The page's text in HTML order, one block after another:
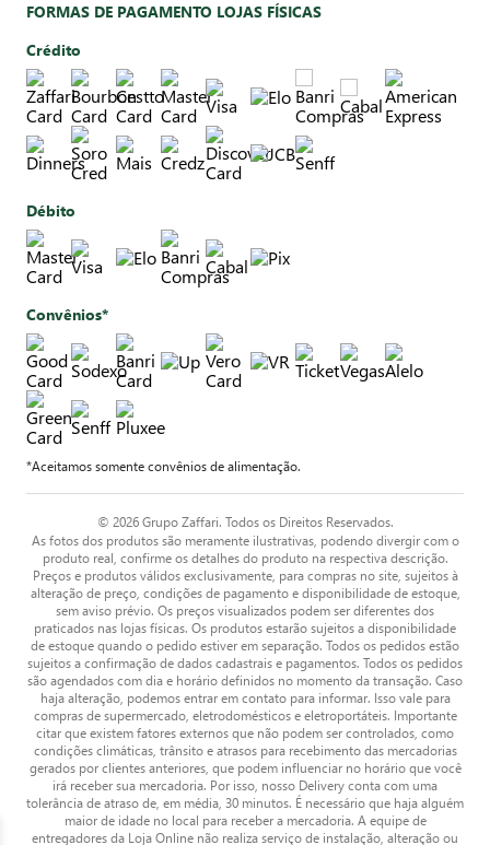
FORMAS DE PAGAMENTO LOJAS FÍSICAS
Crédito
Débito
Convênios*
*Aceitamos somente convênios de alimentação.
© 2026 Grupo Zaffari. Todos os Direitos Reservados.
As fotos dos produtos são meramente ilustrativas, podendo divergir com o
produto real, confirme os detalhes do produto na respectiva descrição.
Preços e produtos válidos exclusivamente, para compras no site, sujeitos à
alteração de preço, condições de pagamento e disponibilidade de estoque,
sem aviso prévio. Os preços visualizados podem ser diferentes dos
praticados nas lojas físicas. Os produtos estarão sujeitos a disponibilidade
de estoque quando o pedido estiver em separação. Todos os pedidos estão
sujeitos a confirmação de dados cadastrais e pagamentos. Todos os pedidos
são agendados com dia e horário definidos no momento da transação. Caso
haja alteração, podemos entrar em contato para informar. Isso vale para
compras de supermercado, eletrodomésticos e eletroportáteis. Importante
citar que existem fatores externos que não podem ser controlados, como
condições climáticas, trânsito e atrasos para recebimento das mercadorias
gerados por clientes anteriores, que podem influenciar no horário que você
irá receber sua mercadoria. Por isso, nosso Delivery conta com uma
tolerância de atraso de, em média, 30 minutos. É necessário que haja alguém
maior de idade no local para receber a mercadoria. A equipe de
entregadores da Loja Online não realiza serviço de instalação, alteração ou